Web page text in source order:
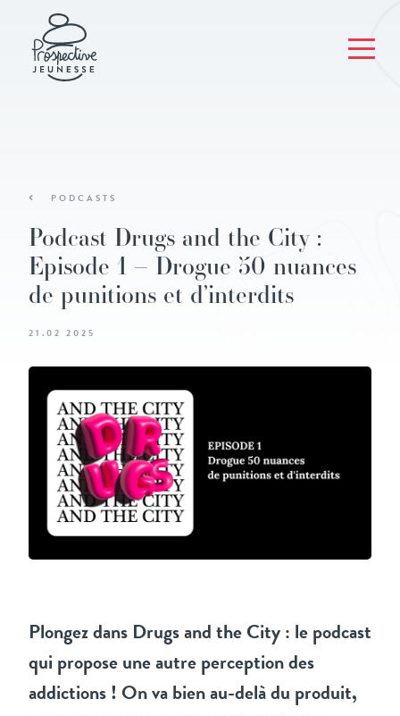
PODCASTS
Podcast Drugs and the City :
Episode 1 – Drogue 50 nuances
de punitions et d’interdits
21.02 2025
Plongez dans Drugs and the City : le podcast
qui propose une autre perception des
addictions ! On va bien au-delà du produit,